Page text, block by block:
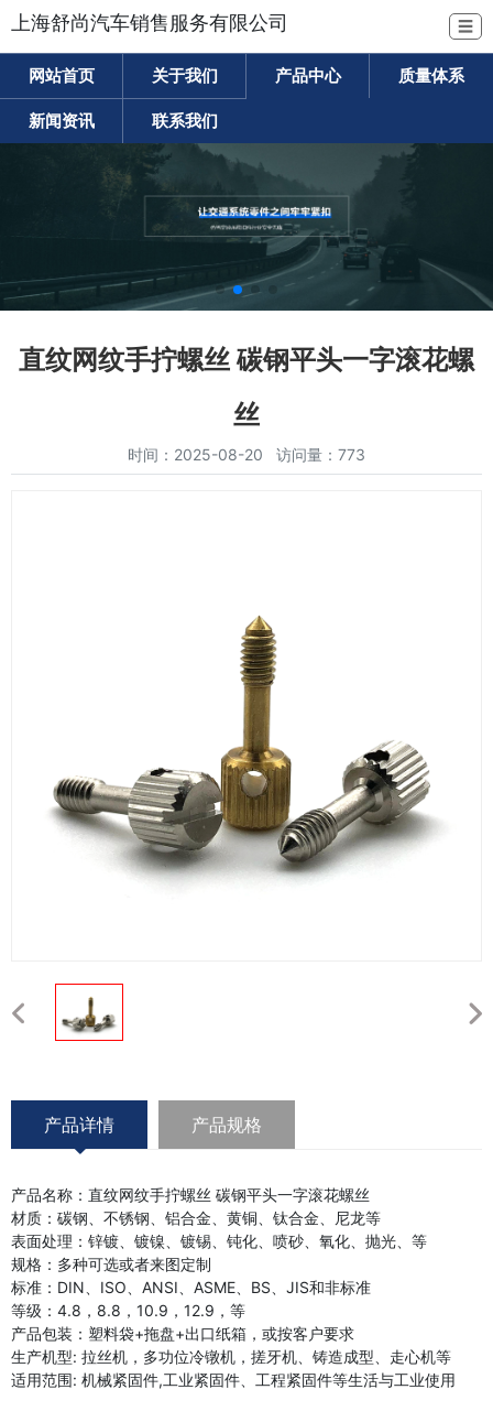
上海舒尚汽车销售服务有限公司 ☰
网站首页 关于我们 产品中心 质量体系
新闻资讯 联系我们
直纹网纹手拧螺丝 碳钢平头一字滚花螺
丝
时间：2025-08-20 访问量：773
产品详情 产品规格
产品名称：直纹网纹手拧螺丝 碳钢平头一字滚花螺丝
材质：碳钢、不锈钢、铝合金、黄铜、钛合金、尼龙等
表面处理：锌镀、镀镍、镀锡、钝化、喷砂、氧化、抛光、等
规格：多种可选或者来图定制
标准：DIN、ISO、ANSI、ASME、BS、JIS和非标准
等级：4.8，8.8，10.9，12.9，等
产品包装：塑料袋+拖盘+出口纸箱，或按客户要求
生产机型: 拉丝机，多功位冷镦机，搓牙机、铸造成型、走心机等
适用范围: 机械紧固件,工业紧固件、工程紧固件等生活与工业使用